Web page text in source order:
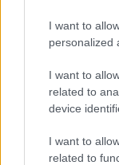
I want to
personalized
I want to
related to
device
I want to
related to
παρατηρεί
Στέλλα
μητέρας της
πως έχει
Θοδώρα
καλείται να
Άγγελος